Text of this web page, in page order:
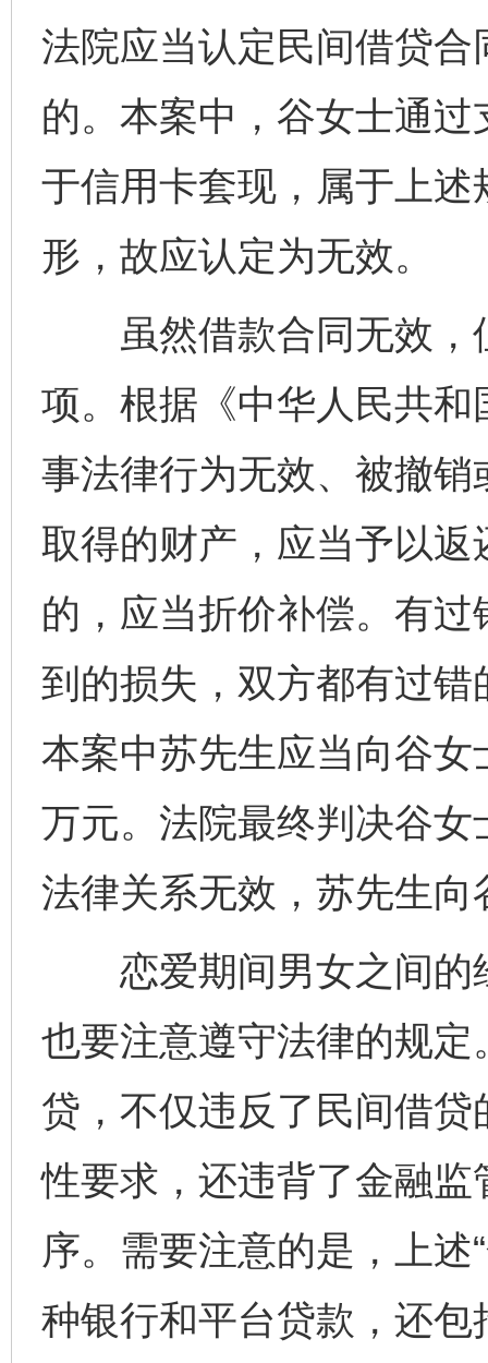
法院应当认定民间借贷
的。本案中，谷女士通
于信用卡套现，属于上
形，故应认定为无效。
虽然借款合同无效，
项。根据《中华人民共
事法律行为无效、被撤
取得的财产，应当予以
的，应当折价补偿。有
到的损失，双方都有过
本案中苏先生应当向谷
万元。法院最终判决谷
法律关系无效，苏先生
恋爱期间男女之间的
也要注意遵守法律的规
贷，不仅违反了民间借
性要求，还违背了金融
序。需要注意的是，上述
种银行和平台贷款，还包